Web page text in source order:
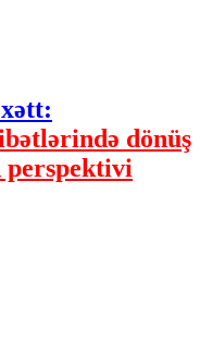
dönüş
perspektivi